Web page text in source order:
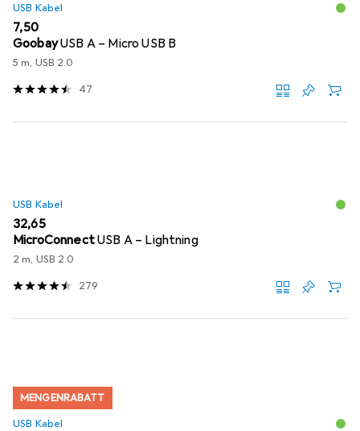
USB Kabel
EUR
7,50
GoobayUSB A – Micro USB B
5 m, USB 2.0
47
USB Kabel
EUR
32,65
MicroConnectUSB A – Lightning
2 m, USB 2.0
279
MENGENRABATT
USB Kabel